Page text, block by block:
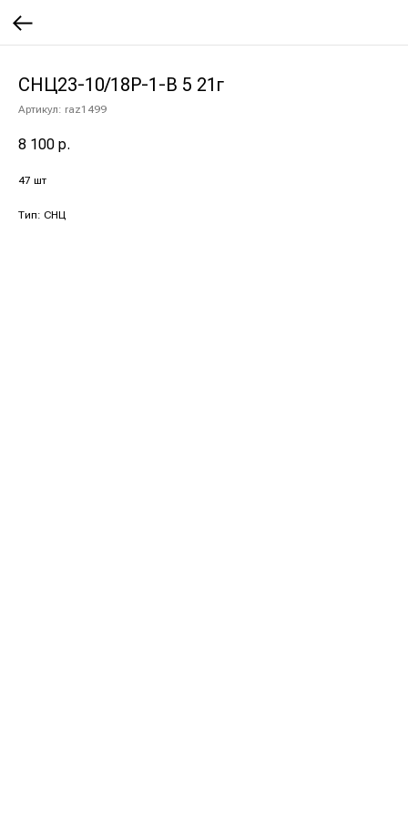
СНЦ23-10/18Р-1-В 5 21г
Артикул: raz1499
8 100 р.
47 шт
Тип: СНЦ